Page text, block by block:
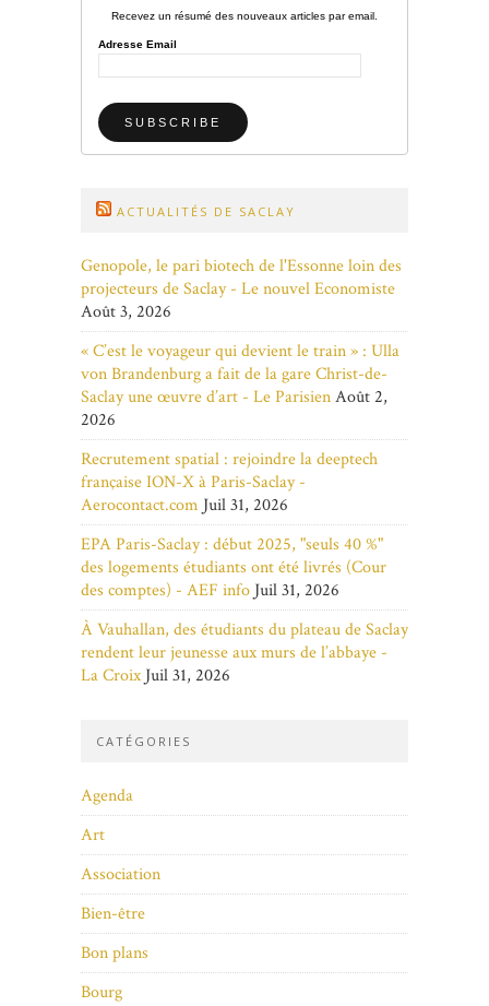
Recevez un résumé des nouveaux articles par email.
Adresse Email
ACTUALITÉS DE SACLAY
Genopole, le pari biotech de l'Essonne loin des
projecteurs de Saclay - Le nouvel Economiste
Août 3, 2026
« C’est le voyageur qui devient le train » : Ulla
von Brandenburg a fait de la gare Christ-de-
Saclay une œuvre d’art - Le ParisienAoût 2,
2026
Recrutement spatial : rejoindre la deeptech
française ION-X à Paris-Saclay -
Aerocontact.com Juil 31, 2026
EPA Paris-Saclay : début 2025, "seuls 40 %"
des logements étudiants ont été livrés (Cour
des comptes) - AEF info Juil 31, 2026
À Vauhallan, des étudiants du plateau de Saclay
rendent leur jeunesse aux murs de l’abbaye -
La Croix Juil 31, 2026
CATÉGORIES
Agenda
Art
Association
Bien-être
Bon plans
Bourg